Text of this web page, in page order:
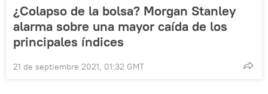
¿Colapso de la bolsa? Morgan Stanley
alarma sobre una mayor caída de los
principales índices
21 de septiembre 2021, 01:32 GMT